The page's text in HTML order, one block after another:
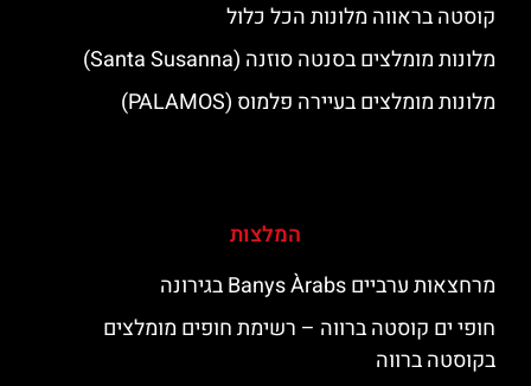
קוסטה בראווה מלונות הכל כלול
מלונות מומלצים בסנטה סוזנה (Santa Susanna)
מלונות מומלצים בעיירה פלמוס (PALAMOS)
המלצות
מרחצאות ערביים Banys Àrabs בגירונה
חופי ים קוסטה ברווה – רשימת חופים מומלצים
בקוסטה ברווה